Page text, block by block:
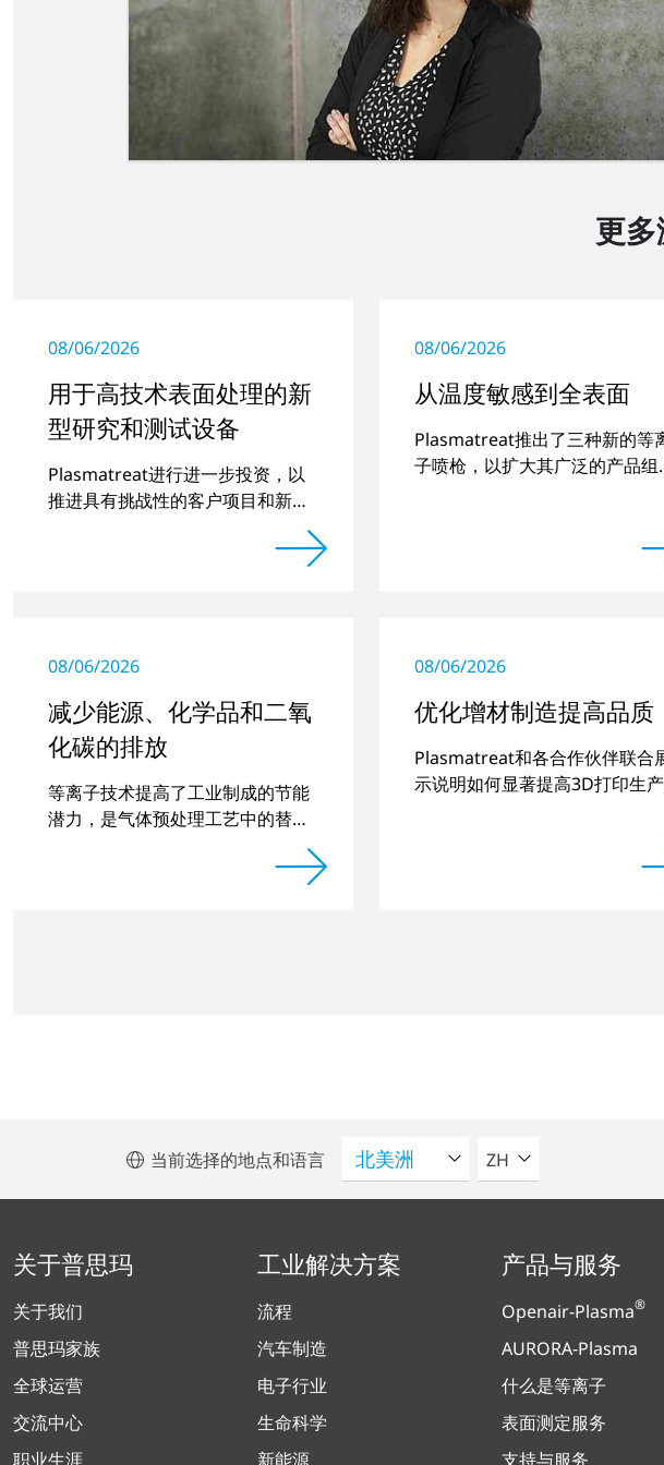
更
08/06/2026
用于高技术表面处理的新
型研究和测试设备
Plasmatreat进行进一步投资，以
推进具有挑战性的客户项目和新开
08/06/2026
从温度敏感到全表面
Plasmatreat推出了三种新的等
子喷枪，以扩大其广泛的产品组
08/06/2026
减少能源、化学品和二氧
化碳的排放
等离子技术提高了工业制成的节能
潜力，是气体预处理工艺中的替代
08/06/2026
优化增材制造提高品质
Plasmatreat和各合作伙伴联合
示说明如何显著提高3D打印生
当前选择的地点和语言 请选择语言
ZH
关于普思玛
关于我们
普思玛家族
全球运营
交流中心
职业生涯
工业解决方案
流程
汽车制造
电子行业
生命科学
新能源
产品与服务
Openair-Plasma®
AURORA-Plasma
什么是等离子
表面测定服务
支持与服务